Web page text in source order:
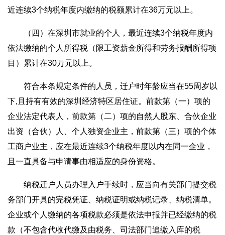
近连续3个纳税年度内缴纳的税额累计在36万元以上。
（四）在深圳市就业的个人，最近连续3个纳税年度内
依法缴纳的个人所得税（限工资薪金所得和劳务报酬所得项
目）累计在30万元以上。
符合本条规定条件的人员，迁户时年龄应当在55周岁以
下,且持有有效的深圳经济特区居住证。前款第（一）项的
企业法定代表人，前款第（二）项的自然人股东、合伙企业
出资（合伙）人、个人独资企业主，前款第（三）项的个体
工商户业主，应在最近连续3个纳税年度以内在同一企业，
且一直具备与申请事由相适应的身份资格。
纳税迁户人员办理入户手续时，应当向有关部门提交税
务部门开具的完税凭证、纳税证明或纳税记录、纳税清单。
企业或个人缴纳的各项税款必须是依法申报并已经缴纳的税
款（不包含代收代缴及由税务、司法部门追缴入库的税